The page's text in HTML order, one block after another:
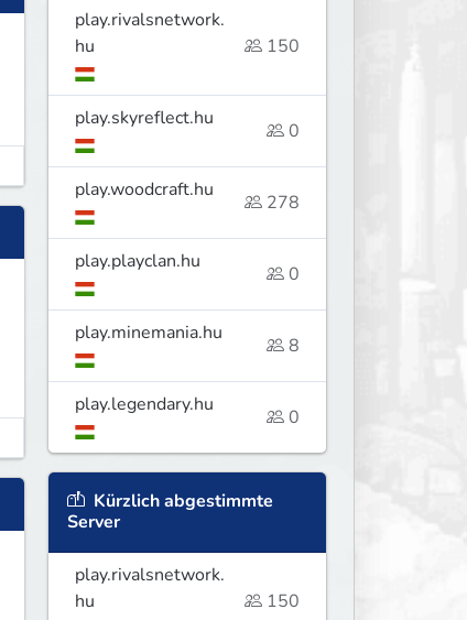
play.rivalsnetwork.
hu
150
play.skyreflect.hu
0
play.woodcraft.hu
278
play.playclan.hu
0
play.minemania.hu
8
play.legendary.hu
0
Kürzlich abgestimmte
Server
play.rivalsnetwork.
hu
150